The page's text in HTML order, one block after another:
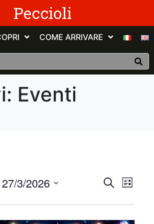
Peccioli
COME ARRIVARE
Eventi
E
v
C
r
a
E
e
E
e
27/3/2026